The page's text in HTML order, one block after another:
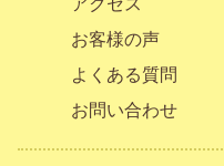
お客様の声
よくある質問
お問い合わせ